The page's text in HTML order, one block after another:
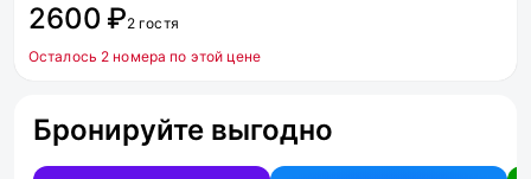
2600 ₽2 гостя
Осталось 2 номера по этой цене
Бронируйте выгодно